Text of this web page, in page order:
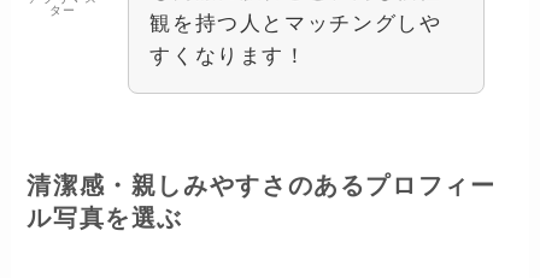
ター
観を持つ人とマッチングしや
すくなります！
清潔感・親しみやすさのあるプロフィー
ル写真を選ぶ